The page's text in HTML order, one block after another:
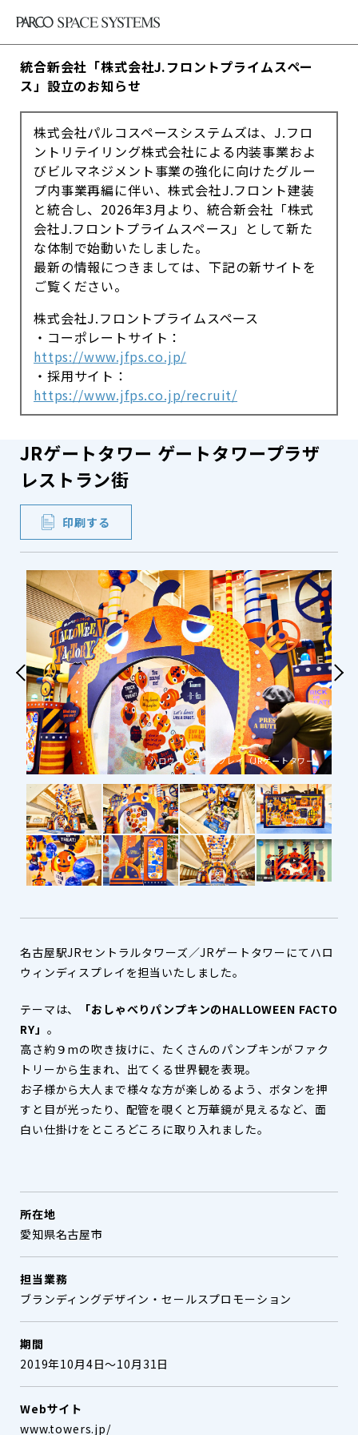
統合新会社「株式会社J.フロントプライムスペー
ス」設立のお知らせ
株式会社パルコスペースシステムズは、J.フロ
ントリテイリング株式会社による内装事業およ
びビルマネジメント事業の強化に向けたグルー
プ内事業再編に伴い、株式会社J.フロント建装
と統合し、2026年3月より、統合新会社「株式
会社J.フロントプライムスペース」として新た
な体制で始動いたしました。
最新の情報につきましては、下記の新サイトを
ご覧ください。
株式会社J.フロントプライムスペース
・コーポレートサイト：
https://www.jfps.co.jp/
・採用サイト：
https://www.jfps.co.jp/recruit/
JRゲートタワー ゲートタワープラザ
レストラン街
印刷する
ハロウィンディスプレイ（JRゲートタワー）
名古屋駅JRセントラルタワーズ／JRゲートタワーにてハロ
ウィンディスプレイを担当いたしました。
テーマは、
「おしゃべりパンプキンのHALLOWEEN FACTO
RY」 。
高さ約９mの吹き抜けに、たくさんのパンプキンがファク
トリーから生まれ、出てくる世界観を表現。
お子様から大人まで様々な方が楽しめるよう、ボタンを押
すと目が光ったり、配管を覗くと万華鏡が見えるなど、面
白い仕掛けをところどころに取り入れました。
所在地
愛知県名古屋市
担当業務
ブランディングデザイン・セールスプロモーション
期間
2019年10月4日～10月31日
Webサイト
www.towers.jp/